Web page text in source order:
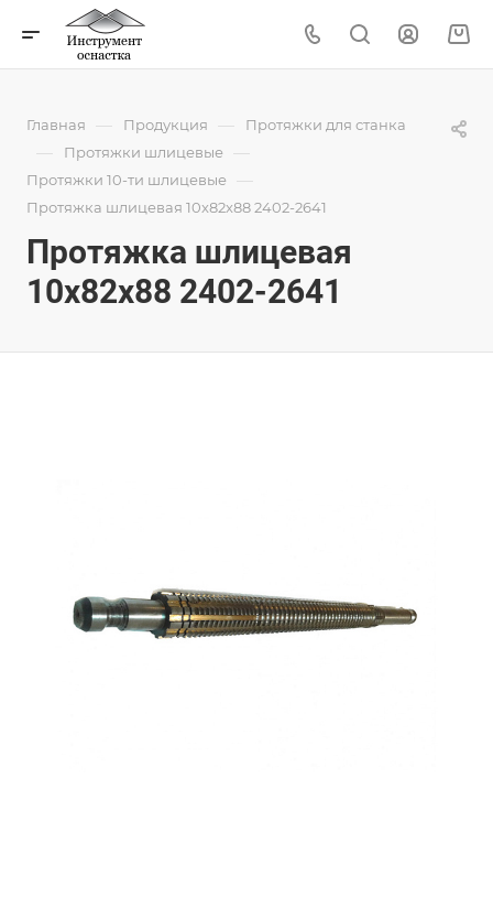
Главная — Продукция — Протяжки для станка
— Протяжки шлицевые —
Протяжки 10-ти шлицевые —
Протяжка шлицевая 10x82x88 2402-2641
Протяжка шлицевая
10x82x88 2402-2641